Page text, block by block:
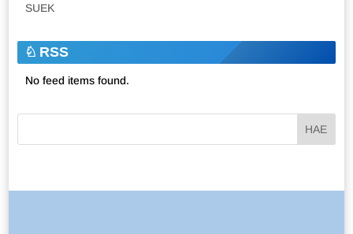
SUEK
RSS
No feed items found.